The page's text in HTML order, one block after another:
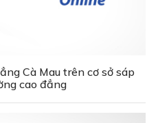
Cà Mau trên cơ sở sáp
cao đẳng